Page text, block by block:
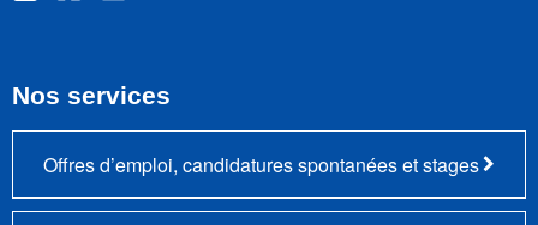
Nos services
Offres d’emploi, candidatures spontanées et stages